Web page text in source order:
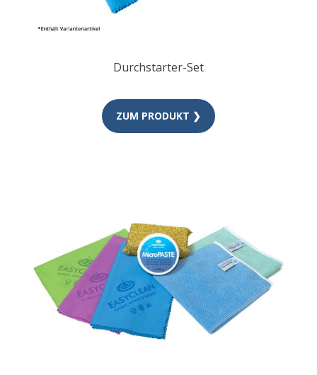
Durchstarter-Set
ZUM PRODUKT ❯